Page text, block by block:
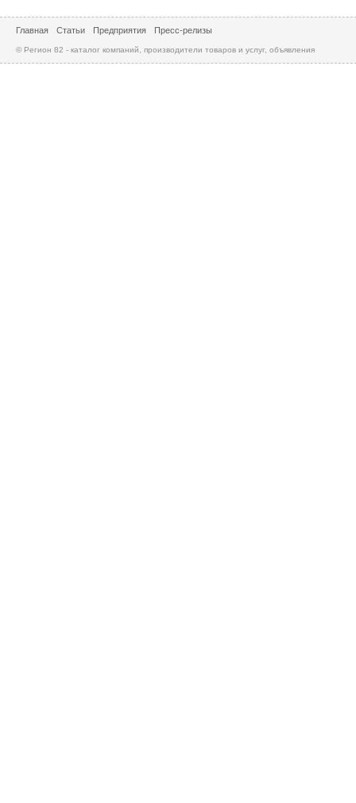
Главная Статьи Предприятия Пресс-релизы
© Регион 82 - каталог компаний, производители товаров и услуг, объявления